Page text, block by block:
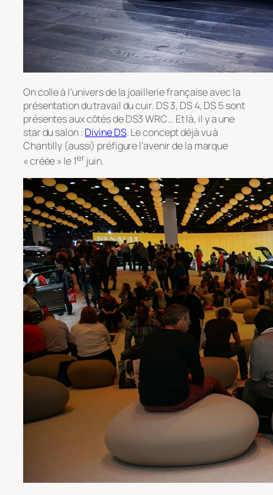
On colle à l’univers de la joaillerie française avec la
présentation du travail du cuir. DS 3, DS 4, DS 5 sont
présentes aux côtés de DS3 WRC… Et là, il y a une
star du salon : Divine DS. Le concept déjà vu à
Chantilly (aussi) préfigure l’avenir de la marque
« créée » le 1erjuin.